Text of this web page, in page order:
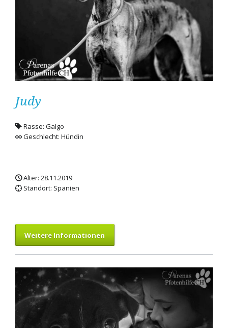
Judy
Rasse: Galgo
Geschlecht: Hündin
Alter: 28.11.2019
Standort: Spanien
Weitere Informationen